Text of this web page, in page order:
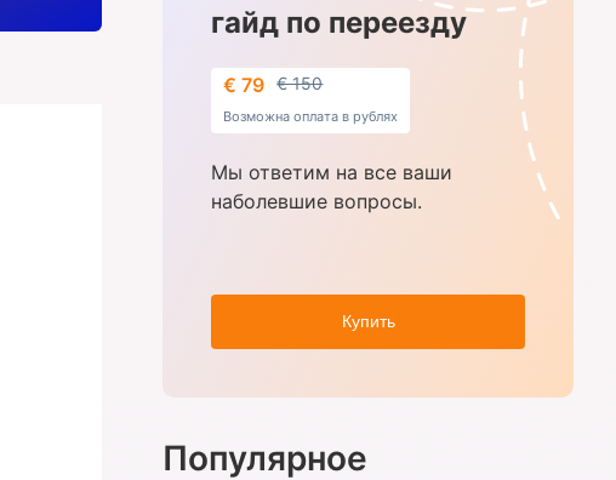
гайд по переезду
€ 79 € 150
Возможна оплата в рублях
Мы ответим на все ваши
наболевшие вопросы.
Купить
Популярное